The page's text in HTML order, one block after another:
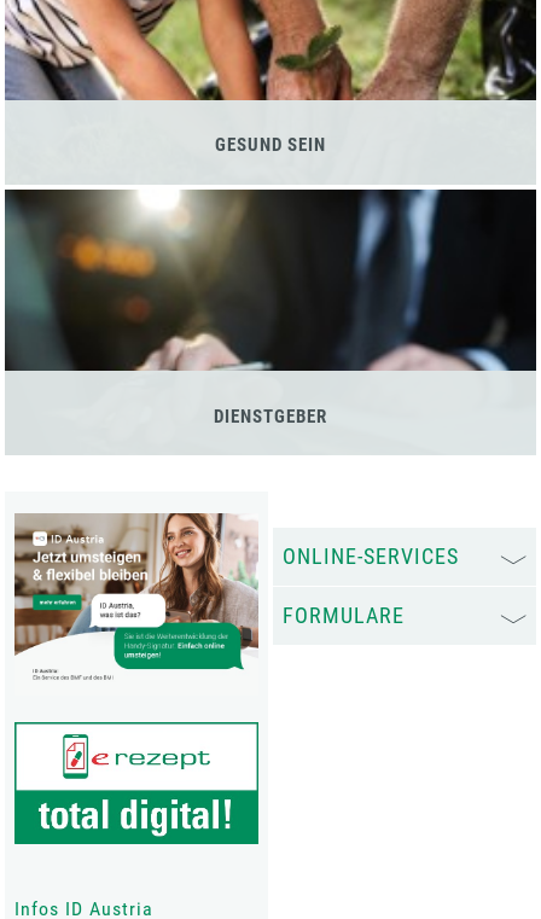
GESUND SEIN
DIENSTGEBER
Infos ID Austria
ONLINE-SERVICES
FORMULARE